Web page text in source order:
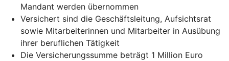
Mandant werden übernommen
Versichert sind die Geschäftsleitung, Aufsichtsrat
sowie Mitarbeiterinnen und Mitarbeiter in Ausübung
ihrer beruflichen Tätigkeit
Die Versicherungssumme beträgt 1 Million Euro